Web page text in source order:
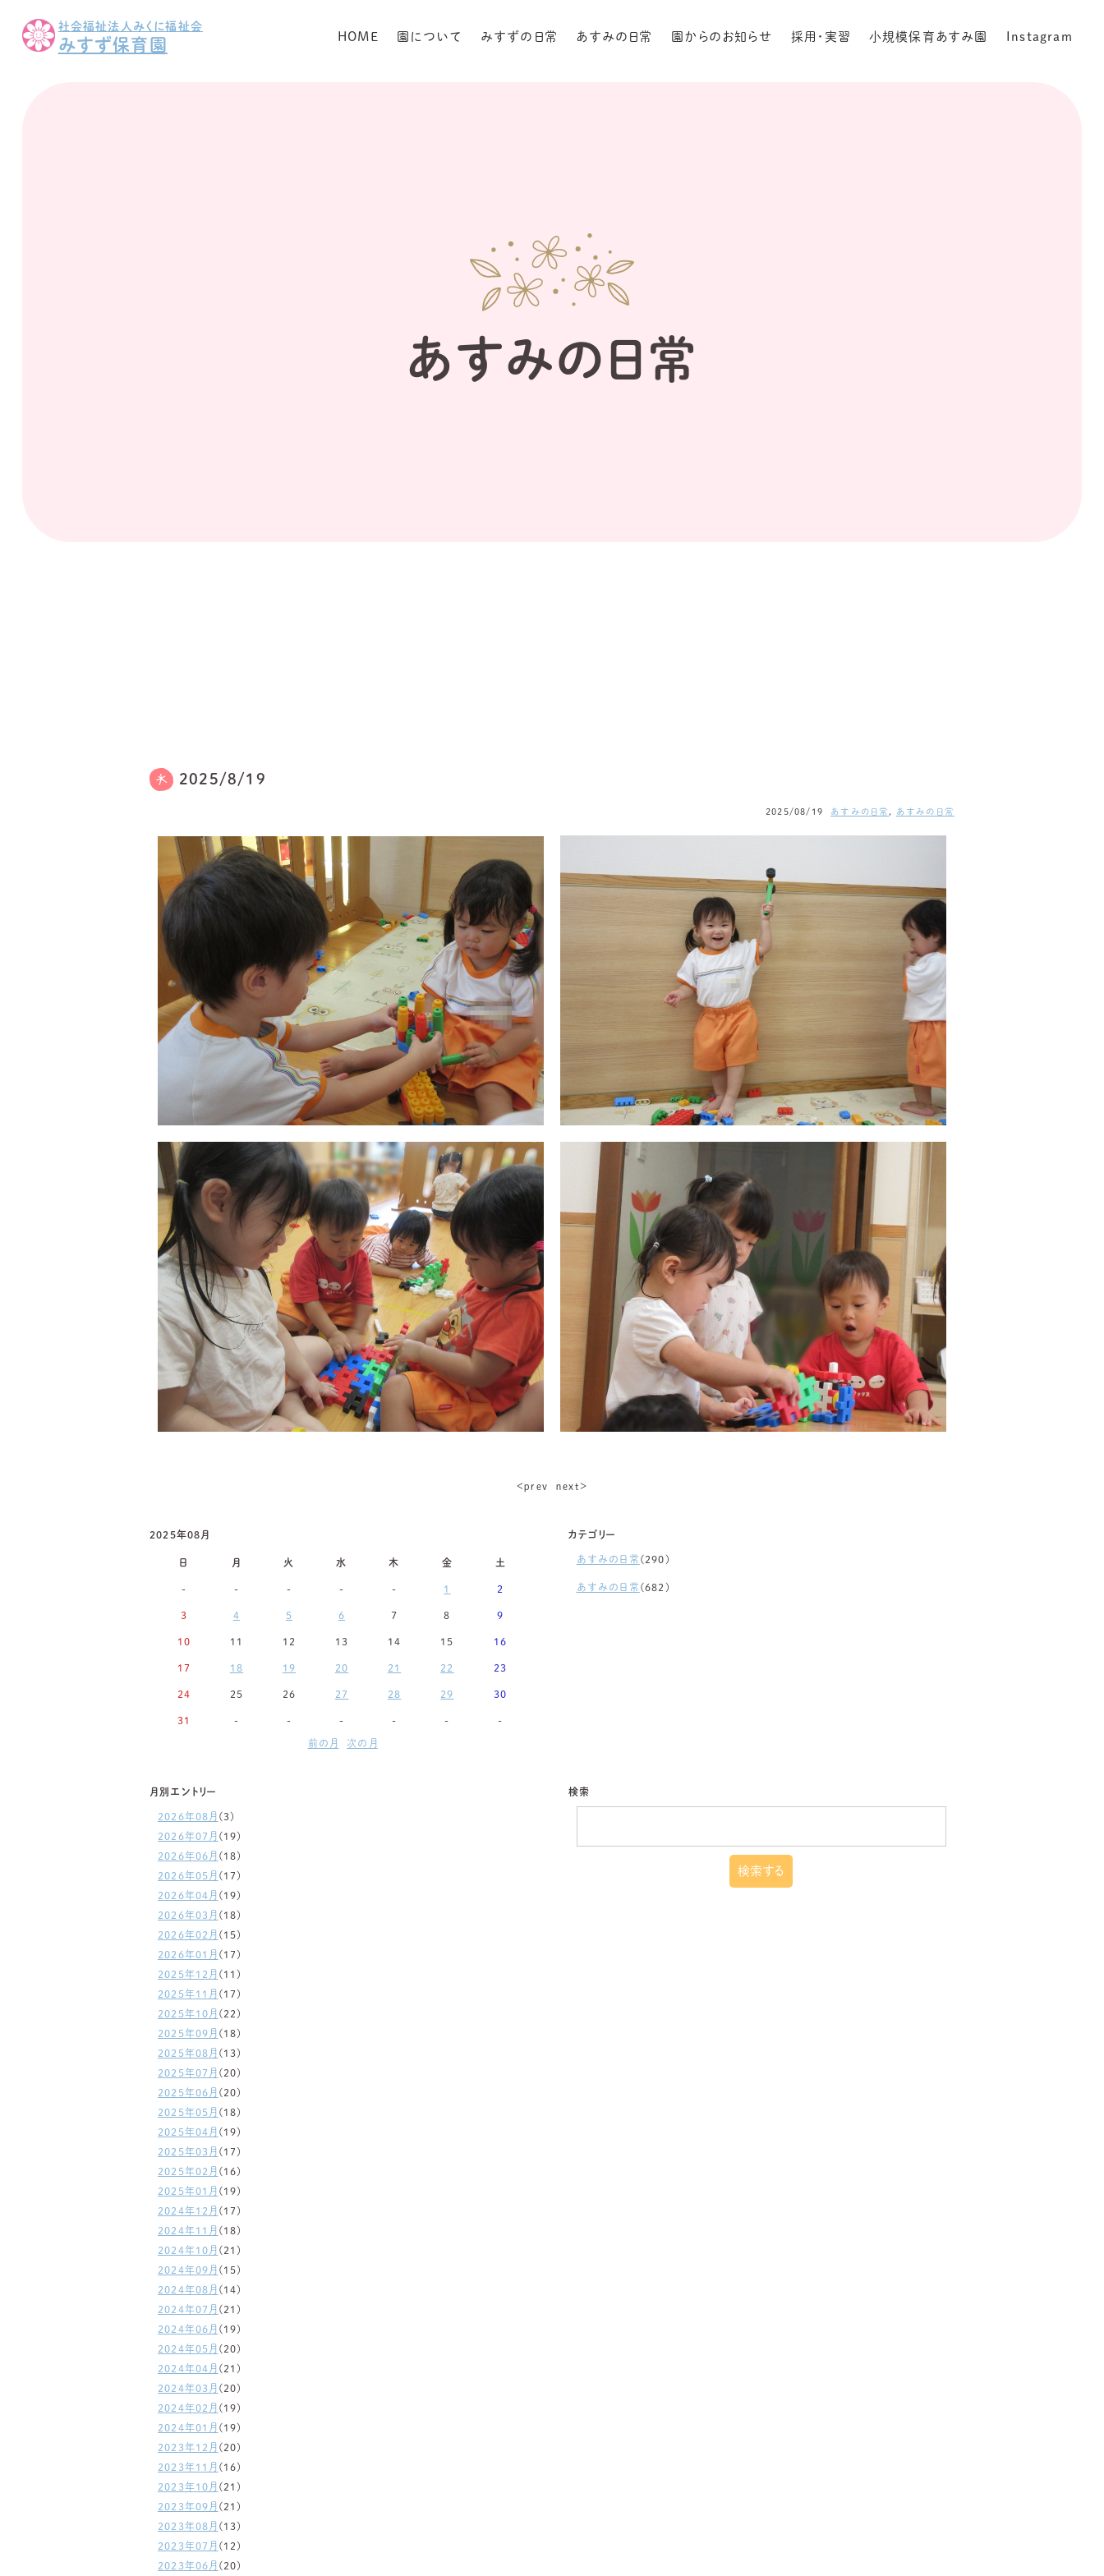
社会福祉法人みくに福祉会
みすず保育園 HOME 園について みすずの日常 あすみの日常 園からのお知らせ 採用・実習 小規模保育あすみ園 Instagram
あすみの日常
2025/8/19
2025/08/19 あすみの日常 あすみの日常
＜ｐｒｅｖ ｎｅｘｔ＞
2025年08月
日 月 火 水 木 金 土
- - - - - 1 2
3 4 5 6 7 8 9
10 11 12 13 14 15 16
17 18 19 20 21 22 23
24 25 26 27 28 29 30
31 - - - - - -
前の月 次の月
カテゴリー
あすみの日常 (290)
あすみの日常 (682)
月別エントリー
2026年08月 (3)
2026年07月 (19)
2026年06月 (18)
2026年05月 (17)
2026年04月 (19)
2026年03月 (18)
2026年02月 (15)
2026年01月 (17)
2025年12月 (11)
2025年11月 (17)
2025年10月 (22)
2025年09月 (18)
2025年08月 (13)
2025年07月 (20)
2025年06月 (20)
2025年05月 (18)
2025年04月 (19)
2025年03月 (17)
2025年02月 (16)
2025年01月 (19)
2024年12月 (17)
2024年11月 (18)
2024年10月 (21)
2024年09月 (15)
2024年08月 (14)
2024年07月 (21)
2024年06月 (19)
2024年05月 (20)
2024年04月 (21)
2024年03月 (20)
2024年02月 (19)
2024年01月 (19)
2023年12月 (20)
2023年11月 (16)
2023年10月 (21)
2023年09月 (21)
2023年08月 (13)
2023年07月 (12)
2023年06月 (20)
検索